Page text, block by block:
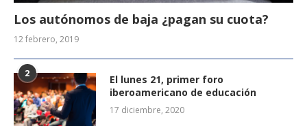
Los autónomos de baja ¿pagan su cuota?
12 febrero, 2019
2
El lunes 21, primer foro
iberoamericano de educación
17 diciembre, 2020